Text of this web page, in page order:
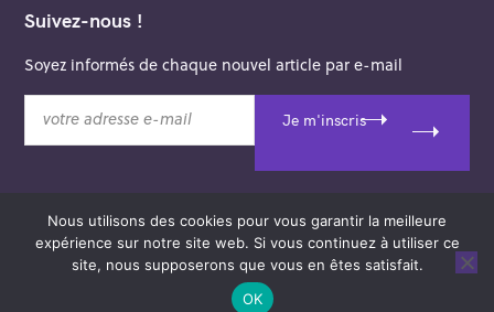
Suivez-nous !
Soyez informés de chaque nouvel article par e-mail
t
Je m'inscris
© 2026 Saint-Merry Hors-les-Murs.
Theme: Felt byPixelgrade.
Nous utilisons des cookies pour vous garantir la meilleure
expérience sur notre site web. Si vous continuez à utiliser ce
site, nous supposerons que vous en êtes satisfait.
OK